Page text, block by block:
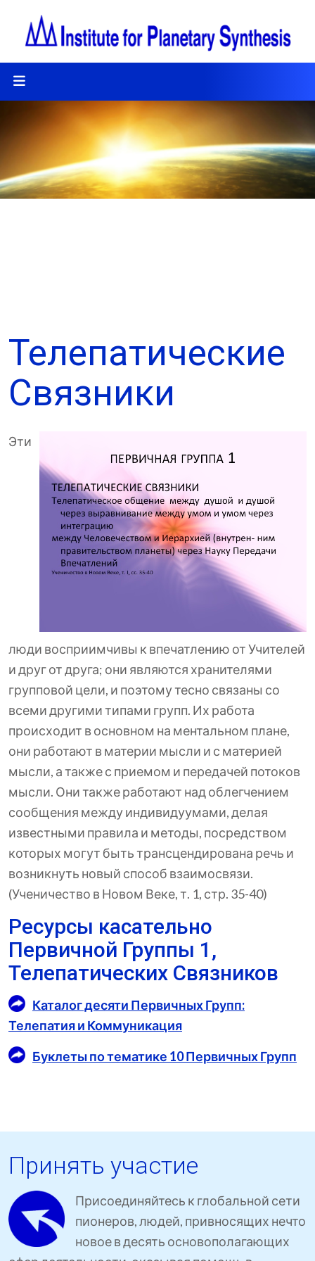
Телепатические
Связники
Эти
люди восприимчивы к впечатлению от Учителей
и друг от друга; они являются хранителями
групповой цели, и поэтому тесно связаны со
всеми другими типами групп. Их работа
происходит в основном на ментальном плане,
они работают в материи мысли и с материей
мысли, а также с приемом и передачей потоков
мысли. Они также работают над облегчением
сообщения между индивидуумами, делая
известными правила и методы, посредством
которых могут быть трансцендирована речь и
возникнуть новый способ взаимосвязи.
(Ученичество в Новом Веке, т. 1, стр. 35-40)
Ресурсы касательно
Первичной Группы 1,
Телепатических Связников
Каталог десяти Первичных Групп:
Телепатия и Коммуникация
Буклеты по тематике 10 Первичных Групп
Принять участие
Присоединяйтесь к глобальной сети
пионеров, людей, привносящих нечто
новое в десять основополагающих